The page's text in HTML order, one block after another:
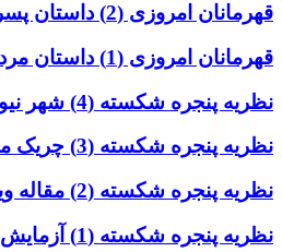
قهرمانان امروزی (2) داستان پسری در آتش
قهرمانان امروزی (1) داستان مردی در آب
نظریه پنجره شکسته (4) شهر نیویورک تغییر می‌کند!
نظریه پنجره شکسته (3) چریک مترو نیویورک 1984
نظریه پنجره شکسته (2) مقاله ویلسون و کلینگ
نظریه پنجره شکسته (1) آزمایش فیلیپ زیمباردو 1969